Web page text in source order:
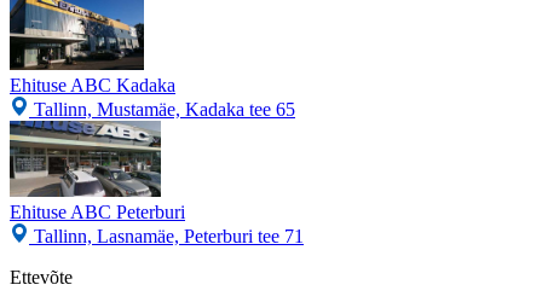
Ehituse ABC Kadaka
Tallinn, Mustamäe, Kadaka tee 65
Ehituse ABC Peterburi
Tallinn, Lasnamäe, Peterburi tee 71
Ettevõte